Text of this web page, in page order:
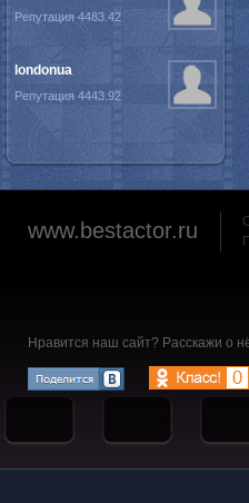
Репутация 4483.42
londonua
Репутация 4443.92
www.bestactor.ru
Нравится наш сайт? Расскажи о